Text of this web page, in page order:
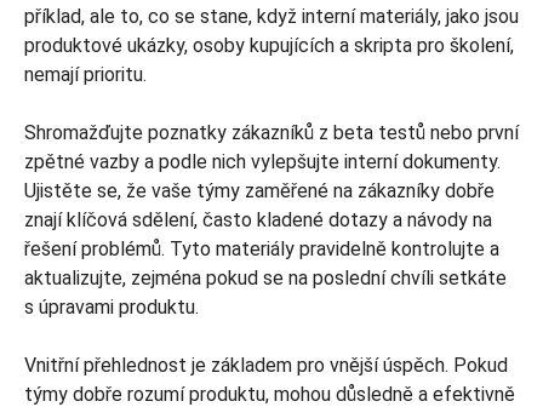
příklad, ale to, co se stane, když interní materiály, jako jsou
produktové ukázky, osoby kupujících a skripta pro školení,
nemají prioritu.
Shromažďujte poznatky zákazníků z beta testů nebo první
zpětné vazby a podle nich vylepšujte interní dokumenty.
Ujistěte se, že vaše týmy zaměřené na zákazníky dobře
znají klíčová sdělení, často kladené dotazy a návody na
řešení problémů. Tyto materiály pravidelně kontrolujte a
aktualizujte, zejména pokud se na poslední chvíli setkáte
s úpravami produktu.
Vnitřní přehlednost je základem pro vnější úspěch. Pokud
týmy dobře rozumí produktu, mohou důsledně a efektivně